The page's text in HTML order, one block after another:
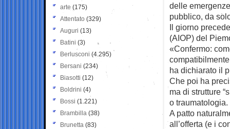
delle
pubblico, da
Il giorno
(AIOP) del
«Confermo:
ha dichiarato il
Che poi ha
ma di strutture
o traumatologia.
A patto
all’offerta (e i
arte (175)
Attentato (329)
Auguri (13)
Batini (3)
Berlusconi (4.295)
Bersani (234)
Biasotti (12)
Boldrini (4)
Bossi (1.221)
Brambilla (38)
Brunetta (83)